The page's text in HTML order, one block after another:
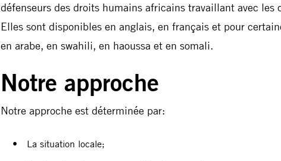
défenseurs des droits humains africains travaillant avec les
Elles sont disponibles en anglais, en français et pour
en arabe, en swahili, en haoussa et en somali.
Notre approche
Notre approche est déterminée par:
La situation locale;